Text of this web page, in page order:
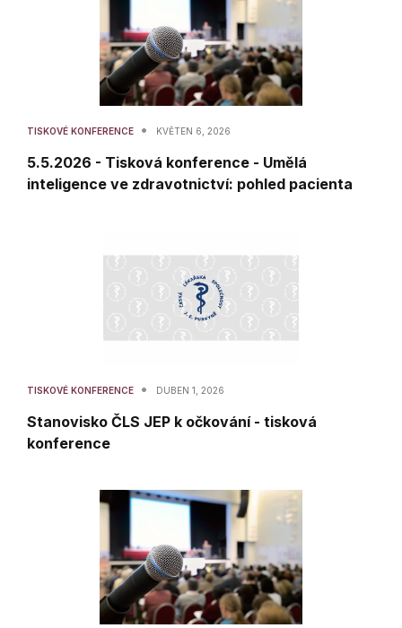
TISKOVÉ KONFERENCE • KVĚTEN 6, 2026
5.5.2026 - Tisková konference - Umělá
inteligence ve zdravotnictví: pohled pacienta
TISKOVÉ KONFERENCE • DUBEN 1, 2026
Stanovisko ČLS JEP k očkování - tisková
konference